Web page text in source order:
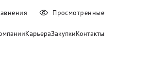
КарьераЗакупкиКонтакты
Просмотренные